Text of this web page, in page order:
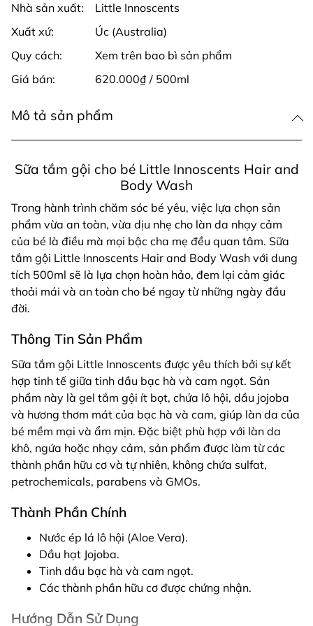
Nhà sản xuất:
Little Innoscents
Xuất xứ:
Úc (Australia)
Quy cách:
Xem trên bao bì sản phẩm
Giá bán:
620.000₫ / 500ml
Mô tả sản phẩm
Sữa tắm gội cho bé Little Innoscents Hair and
Body Wash
Trong hành trình chăm sóc bé yêu, việc lựa chọn sản
phẩm vừa an toàn, vừa dịu nhẹ cho làn da nhạy cảm
của bé là điều mà mọi bậc cha mẹ đều quan tâm. Sữa
tắm gội Little Innoscents Hair and Body Wash với dung
tích 500ml sẽ là lựa chọn hoàn hảo, đem lại cảm giác
thoải mái và an toàn cho bé ngay từ những ngày đầu
đời.
Thông Tin Sản Phẩm
Sữa tắm gội Little Innoscents được yêu thích bởi sự kết
hợp tinh tế giữa tinh dầu bạc hà và cam ngọt. Sản
phẩm này là gel tắm gội ít bọt, chứa lô hội, dầu jojoba
và hương thơm mát của bạc hà và cam, giúp làn da của
bé mềm mại và ẩm mịn. Đặc biệt phù hợp với làn da
khô, ngứa hoặc nhạy cảm, sản phẩm được làm từ các
thành phần hữu cơ và tự nhiên, không chứa sulfat,
petrochemicals, parabens và GMOs.
Thành Phần Chính
Nước ép lá lô hội (Aloe Vera).
Dầu hạt Jojoba.
Tinh dầu bạc hà và cam ngọt.
Các thành phần hữu cơ được chứng nhận.
Hướng Dẫn Sử Dụng